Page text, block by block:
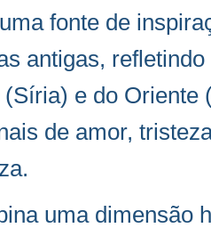
fonte de
antigas,
e do
de amor,
uma dimensão